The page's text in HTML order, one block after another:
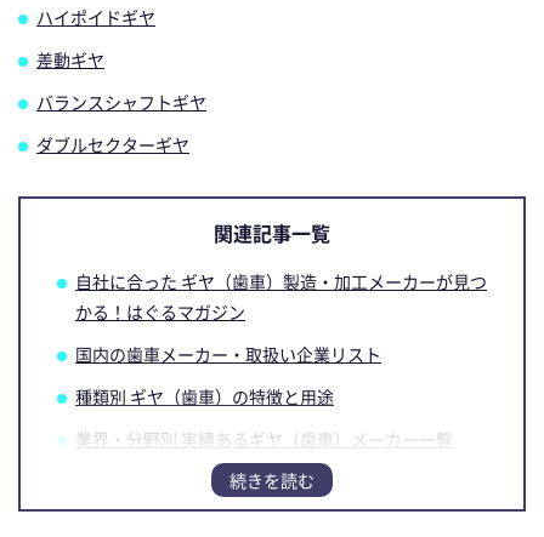
ハイポイドギヤ
差動ギヤ
バランスシャフトギヤ
ダブルセクターギヤ
関連記事一覧
自社に合った ギヤ（歯車）製造・加工メーカーが見つ
かる！はぐるマガジン
国内の歯車メーカー・取扱い企業リスト
種類別 ギヤ（歯車）の特徴と用途
業界・分野別 実績あるギヤ（歯車）メーカー一覧
ギヤ（歯車）メーカーの選び方